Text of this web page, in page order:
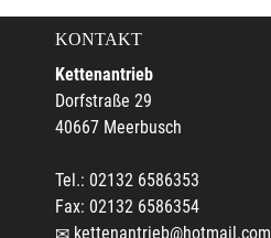
KONTAKT
Kettenantrieb
Dorfstraße 29
40667 Meerbusch
Tel.: 02132 6586353
Fax: 02132 6586354
kettenantrieb@hotmail.com